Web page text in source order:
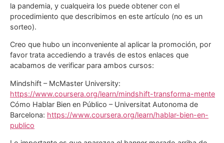
la pandemia, y cualqueira los puede obtener con el
procedimiento que describimos en este artículo (no es un
sorteo).
Creo que hubo un inconveniente al aplicar la promoción, por
favor trata accediendo a través de estos enlaces que
acabamos de verificar para ambos cursos:
Mindshift – McMaster University:
https://www.coursera.org/learn/mindshift-transforma-mente
Cómo Hablar Bien en Público – Universitat Autonoma de
Barcelona: https://www.coursera.org/learn/hablar-bien-en-
publico